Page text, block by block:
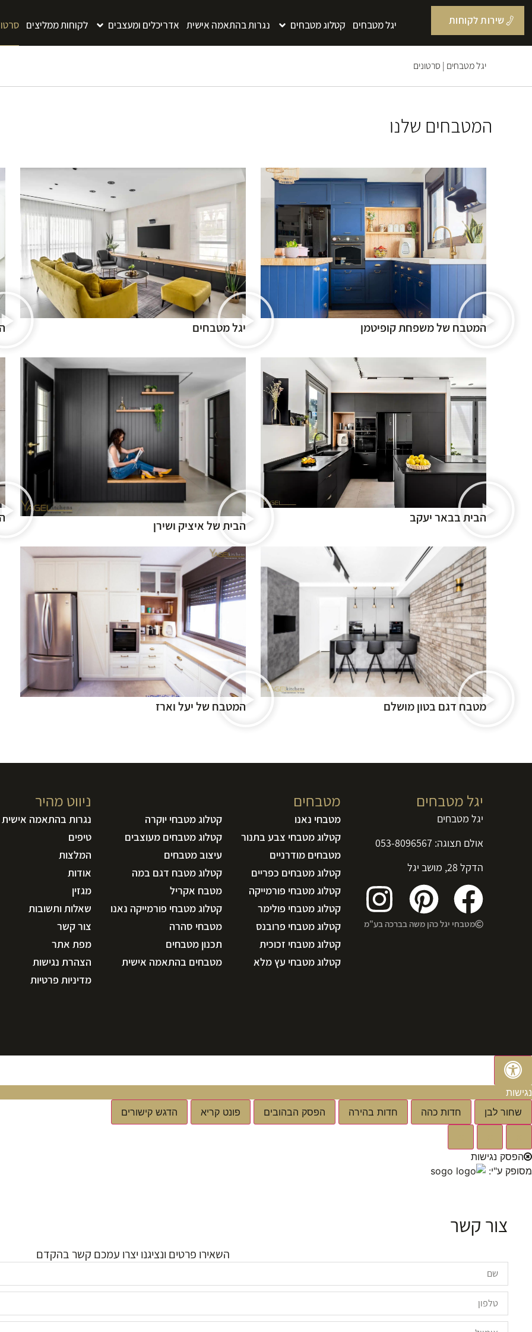
שירות לקוחות יגל מטבחים קטלוג מטבחים נגרות בהתאמה אישית אדריכלים ומעצבים לקוחות ממליצים
יגל מטבחים | סרטונים
המטבחים שלנו
המטבח של משפחת קופיטמן יגל מטבחים
הבית בבאר יעקב
הבית של איציק ושירן
מטבח דגם בטון מושלם המטבח של יעל וארז
יגל מטבחים
יגל מטבחים
אולם תצוגה: 053-8096567
הדקל 28, מושב יגל
מטבחי יגל כהן משה בברכה בע"מ
מטבחים
מטבחי נאנו
קטלוג מטבחי צבע בתנור
מטבחים מודרניים
קטלוג מטבחים כפריים
קטלוג מטבחי פורמייקה
קטלוג מטבחי פולימר
קטלוג מטבחי פרובנס
קטלוג מטבחי זכוכית
קטלוג מטבחי עץ מלא
קטלוג מטבחי יוקרה
קטלוג מטבחים מעוצבים
עיצוב מטבחים
קטלוג מטבח דגם במה
מטבח אקריל
קטלוג מטבחי פורמייקה נאנו
מטבחי סהרה
תכנון מטבחים
מטבחים בהתאמה אישית
ניווט מהיר
נגרות בהתאמה אישית
טיפים
המלצות
אודות
מגזין
שאלות ותשובות
צור קשר
מפת אתר
הצהרת נגישות
מדיניות פרטיות
נגישות
שחור לבן
חדות כהה חדות בהירה הפסק הבהובים פונט קריא הדגש קישורים
הפסק נגישות
מסופק ע"י:
צור קשר
השאירו פרטים ונציגנו יצרו עמכם קשר בהקדם